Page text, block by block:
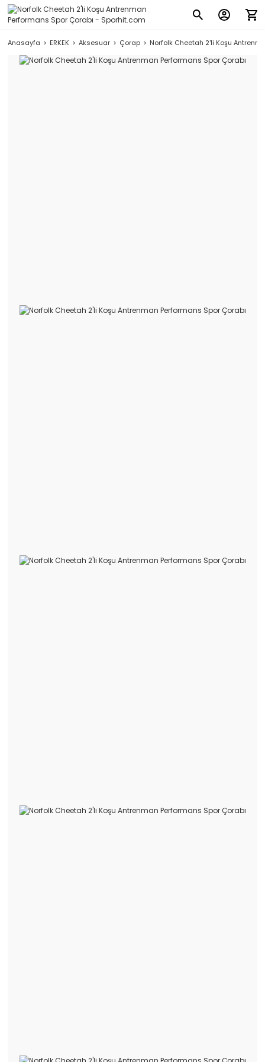
Anasayfa ERKEK Aksesuar Çorap Norfolk Cheetah 2'li Koşu